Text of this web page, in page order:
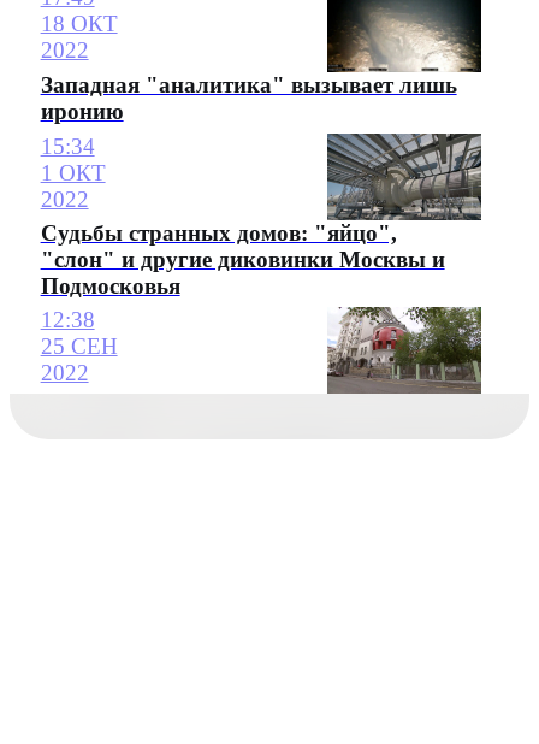
18 ОКТ
2022
Западная "аналитика" вызывает лишь
иронию
15:34
1 ОКТ
2022
Судьбы странных домов: "яйцо",
"слон" и другие диковинки Москвы и
Подмосковья
12:38
25 СЕН
2022